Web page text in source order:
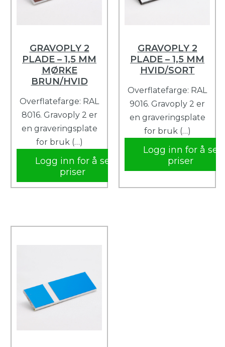
GRAVOPLY 2
PLADE – 1,5 MM
MØRKE
BRUN/HVID
Overflatefarge: RAL
8016. Gravoply 2 er
en graveringsplate
for bruk (…)
Logg inn for å se
priser
GRAVOPLY 2
PLADE – 1,5 MM
HVID/SORT
Overflatefarge: RAL
9016. Gravoply 2 er
en graveringsplate
for bruk (…)
Logg inn for å se
priser